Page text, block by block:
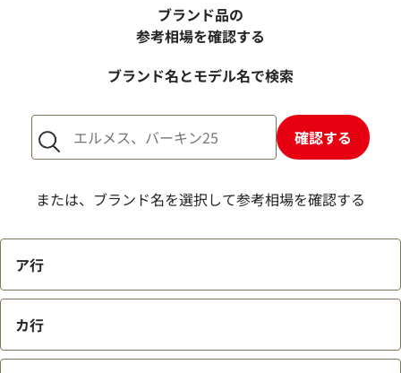
売却するか悩んでいるのですが、査定だけお願いできます
1点からでも査定できますか？
ブランド品の
参考相場を確認する
ブランド名とモデル名で検索
確認する
または、ブランド名を選択して参考相場を確認する
ア行
カ行